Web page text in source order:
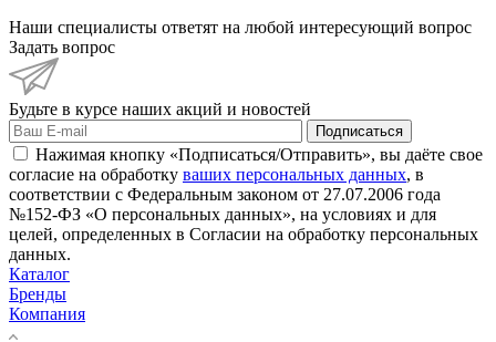
Наши специалисты ответят на любой интересующий вопрос
Задать вопрос
Будьте в курсе наших акций и новостей
Подписаться
Нажимая кнопку «Подписаться/Отправить», вы даёте свое
согласие на обработку ваших персональных данных, в
соответствии с Федеральным законом от 27.07.2006 года
№152-ФЗ «О персональных данных», на условиях и для
целей, определенных в Согласии на обработку персональных
данных.
Каталог
Бренды
Компания